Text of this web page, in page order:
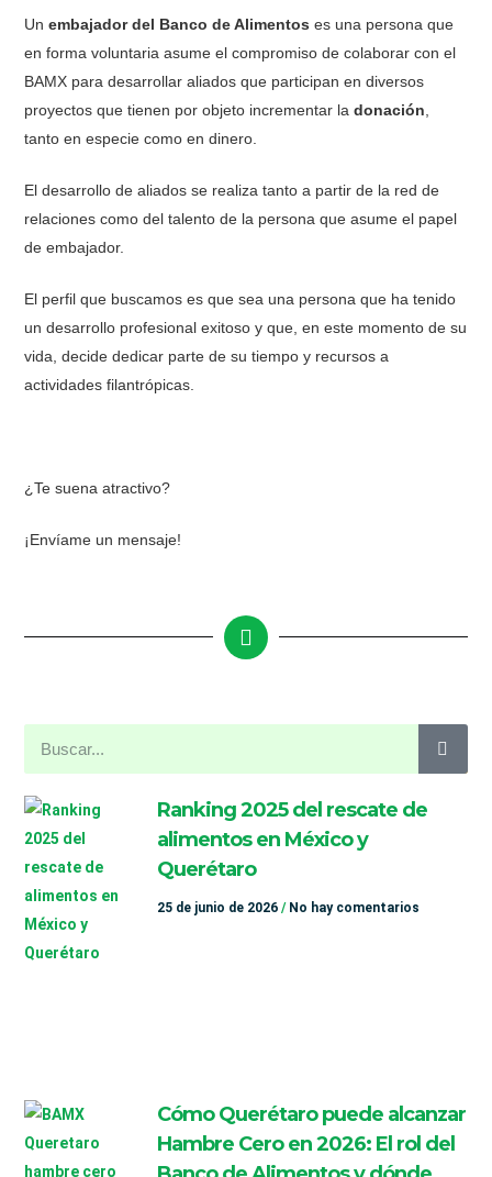
Unembajador del Banco de Alimentos es una persona que
en forma voluntaria asume el compromiso de colaborar con el
BAMX para desarrollar aliados que participan en diversos
proyectos que tienen por objeto incrementar ladonación
tanto en especie como en dinero.
El desarrollo de aliados se realiza tanto a partir de la red de
relaciones como del talento de la persona que asume el papel
de embajador.
El perfil que buscamos es que sea una persona que ha tenido
un desarrollo profesional exitoso y que, en este momento de su
vida, decide dedicar parte de su tiempo y recursos a
actividades filantrópicas.
¿Te suena atractivo?
¡Envíame un mensaje!
Ranking 2025 del rescate de
alimentos en México y
Querétaro
25 de junio de 2026 No hay comentarios
Cómo Querétaro puede alcanzar
Hambre Cero en 2026: El rol del